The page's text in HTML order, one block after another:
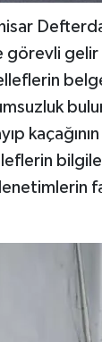
görevli gelir